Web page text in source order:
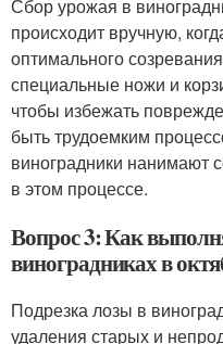
Сбор урожая в
происходит вручную,
оптимального
специальные ножи и
чтобы избежать
быть трудоемким
виноградники нанимают
в этом процессе.
Вопрос 3: Как
виноградниках в
Подрезка лозы в
удаления старых и